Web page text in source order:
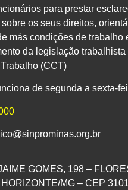
para prestar
os seus direitos,
más condições de trabalho
da legislação
(CCT)
de segunda a sexta-
GOMES, 198 –
HORIZONTE/MG – CEP